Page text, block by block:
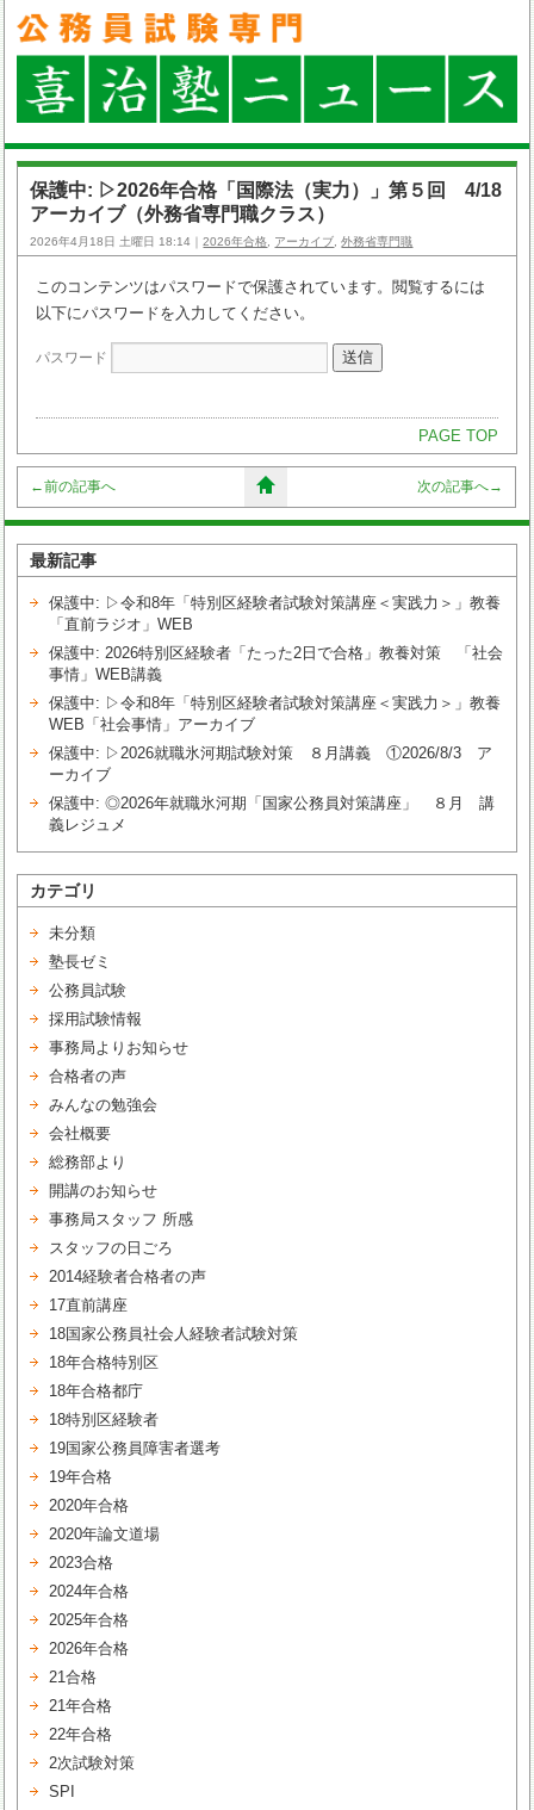
保護中: ▷2026年合格「国際法（実力）」第５回 4/18
アーカイブ（外務省専門職クラス）
2026年4月18日 土曜日 18:14｜2026年合格, アーカイブ,外務省専門職
このコンテンツはパスワードで保護されています。閲覧するには
以下にパスワードを入力してください。
パスワード
PAGE TOP
←前の記事へ 次の記事へ→
最新記事
保護中: ▷令和8年「特別区経験者試験対策講座＜実践力＞」教養
「直前ラジオ」WEB
保護中: 2026特別区経験者「たった2日で合格」教養対策 「社会
事情」WEB講義
保護中: ▷令和8年「特別区経験者試験対策講座＜実践力＞」教養
WEB「社会事情」アーカイブ
保護中: ▷2026就職氷河期試験対策 ８月講義 ①2026/8/3 ア
ーカイブ
保護中: ◎2026年就職氷河期「国家公務員対策講座」 ８月 講
義レジュメ
カテゴリ
未分類
塾長ゼミ
公務員試験
採用試験情報
事務局よりお知らせ
合格者の声
みんなの勉強会
会社概要
総務部より
開講のお知らせ
事務局スタッフ 所感
スタッフの日ごろ
2014経験者合格者の声
17直前講座
18国家公務員社会人経験者試験対策
18年合格特別区
18年合格都庁
18特別区経験者
19国家公務員障害者選考
19年合格
2020年合格
2020年論文道場
2023合格
2024年合格
2025年合格
2026年合格
21合格
21年合格
22年合格
2次試験対策
SPI